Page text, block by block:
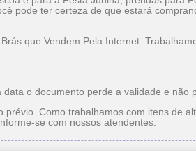
pode ter certeza de que estará
que Vendem Pela Internet.
o documento perde a validade e não
Como trabalhamos com itens de
se com nossos atendentes.